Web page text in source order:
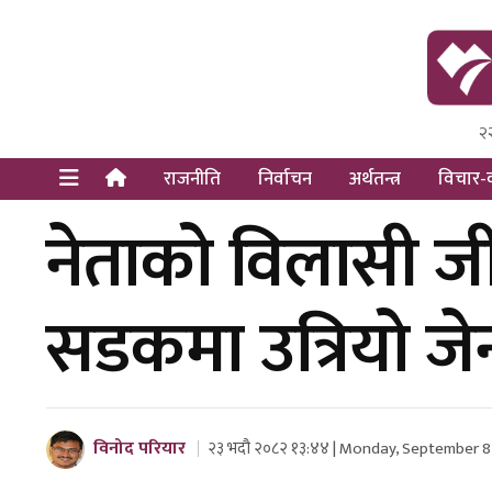
Himal
Dot
राजनीति निर्वाचन अर्थतन्त्र विचार-
नेताको विलासी
सडकमा उत्रियो
विनोद परियार २३ भदौ २०८२ १३:४४ | Monday, September